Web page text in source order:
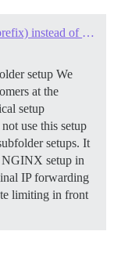
Serve Discourse from a subfolder (path prefix) instead of a subdomain
setup We
at the
setup
use this setup
setups. It
NGINX setup in
IP forwarding
limiting in front